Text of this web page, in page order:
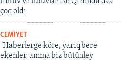
tintüv ve tutuvlar ise Qırımda daa
çoq oldı
CEMİYET
"Haberlerge köre, yarıq bere
ekenler, amma biz bütünley